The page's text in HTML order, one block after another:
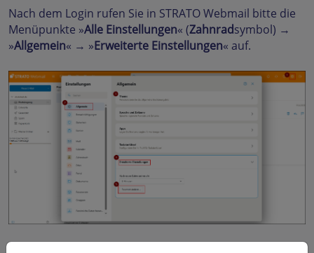
Nach dem Login rufen Sie in STRATO Webmail bitte die
Menüpunkte »Alle Einstellungen« (Zahnradsymbol) →
»Allgemein« → »Erweiterte Einstellungen« auf.